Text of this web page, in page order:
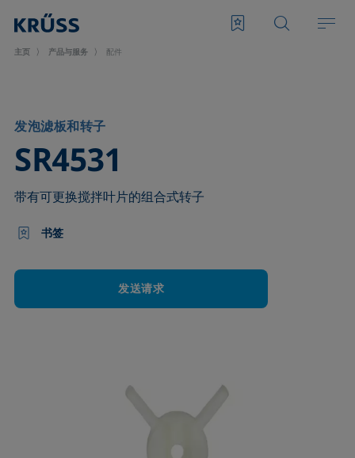
主页 产品与服务 配件
发泡滤板和转子
SR4531
–
带有可更换搅拌叶片的组合式转子
书签
发送请求